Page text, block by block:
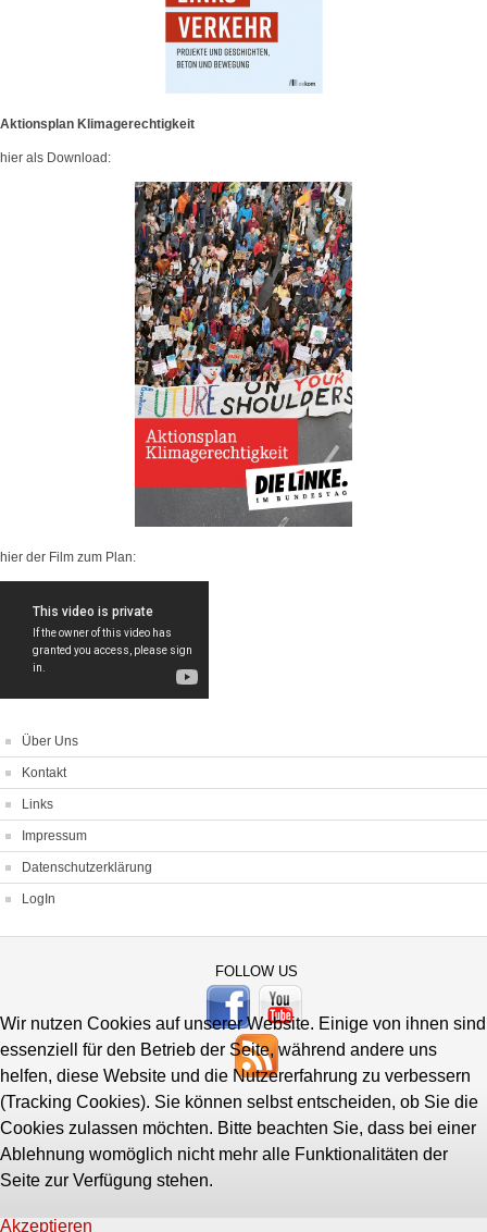
Aktionsplan Klimagerechtigkeit
hier als Download:
hier der Film zum Plan:
Über Uns
Kontakt
Links
Impressum
Datenschutzerklärung
LogIn
FOLLOW US
Wir nutzen Cookies auf unserer Website. Einige von ihnen sind
essenziell für den Betrieb der Seite, während andere uns
helfen, diese Website und die Nutzererfahrung zu verbessern
(Tracking Cookies). Sie können selbst entscheiden, ob Sie die
Cookies zulassen möchten. Bitte beachten Sie, dass bei einer
Ablehnung womöglich nicht mehr alle Funktionalitäten der
Seite zur Verfügung stehen.
Akzeptieren